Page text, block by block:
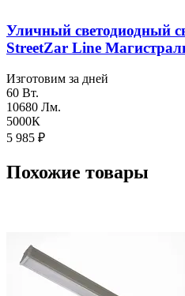
Уличный светодиодный
StreetZar Line
Изготовим за дней
60 Вт.
10680 Лм.
5000К
5 985 ₽
Похожие товары